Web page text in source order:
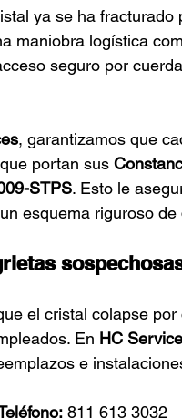
ya se ha
maniobra logística
seguro por
, garantizamos que
portan sus
STPS. Esto le
esquema riguroso de
el cristal colapse
En HC
e
811 613 3032